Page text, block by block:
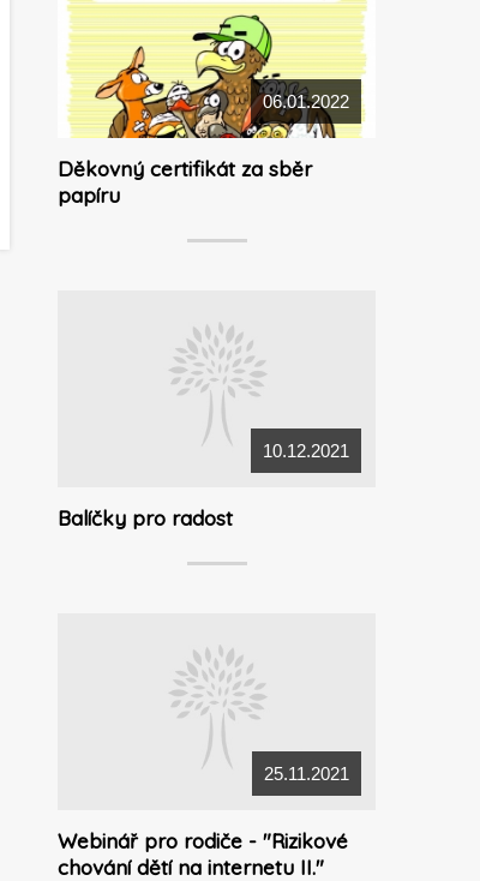
06.01.2022
Děkovný certifikát za sběr
papíru
10.12.2021
Balíčky pro radost
25.11.2021
Webinář pro rodiče - "Rizikové
chování dětí na internetu II."